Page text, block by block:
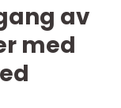
av
med